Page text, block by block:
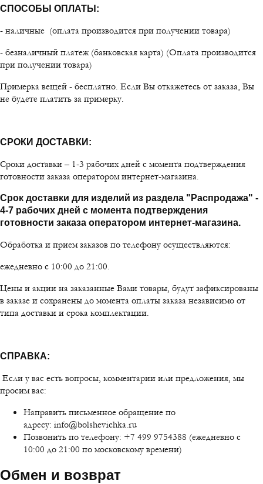
СПОСОБЫ ОПЛАТЫ:
- наличные (оплата производится при получении товара)
- безналичный платеж (банковская карта) (Оплата производится
при получении товара)
Примерка вещей - бесплатно. Если Вы откажетесь от заказа, Вы
не будете платить за примерку.
СРОКИ ДОСТАВКИ:
Сроки доставки – 1-3 рабочих дней с момента подтверждения
готовности заказа оператором интернет-магазина.
Срок доставки для изделий из раздела "Распродажа" -
4-7 рабочих дней с момента подтверждения
готовности заказа оператором интернет-магазина.
Обработка и прием заказов по телефону осуществляются:
ежедневно с 10:00 до 21:00.
Цены и акции на заказанные Вами товары, будут зафиксированы
в заказе и сохранены до момента оплаты заказа независимо от
типа доставки и срока комплектации.
СПРАВКА:
Если у вас есть вопросы, комментарии или предложения, мы
просим вас:
Направить письменное обращение по
адресу: info@bolshevichka.ru
Позвонить по телефону: +7 499 9754388 (ежедневно с
10:00 до 21:00 по московскому времени)
Обмен и возврат